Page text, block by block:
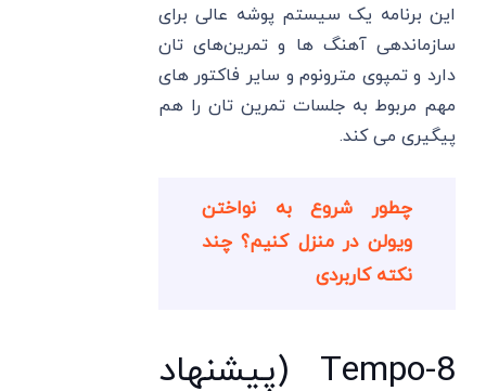
این برنامه یک سیستم پوشه عالی برای
سازماندهی آهنگ ‌ها و تمرین‌های تان
دارد و تمپوی مترونوم و سایر فاکتور های
مهم مربوط به جلسات تمرین تان را هم
پیگیری می ‌کند.
چطور شروع به نواختن
ویولن در منزل کنیم؟ چند
نکته کاربردی
8-Tempo (پیشنهاد